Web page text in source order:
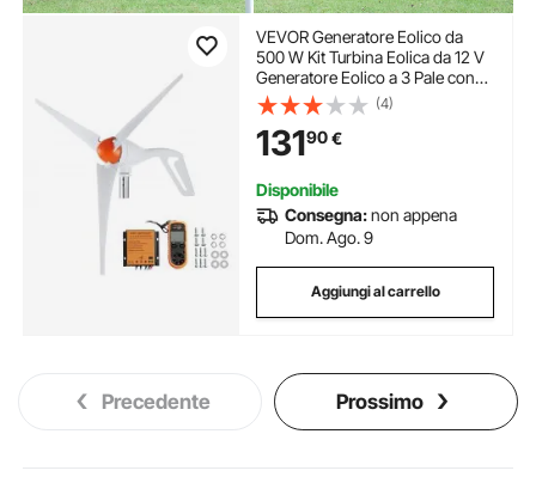
VEVOR Generatore Eolico da
500 W Kit Turbina Eolica da 12 V
Generatore Eolico a 3 Pale con
Anemometro, Controllo MPPT e
Direzione Sopravvento
Regolabile, Adatto per Casa,
Fattoria, Camper, Barche
(4)
13190€
Disponibile
Consegna:non appena
Dom. Ago. 9
Aggiungi al carrello
Precedente Prossimo